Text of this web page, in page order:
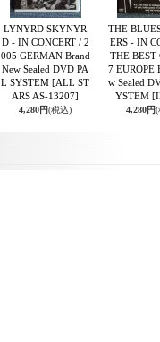
LYNYRD SKYNYR
D - IN CONCERT / 2
005 GERMAN Brand
New Sealed DVD PA
L SYSTEM [ALL ST
ARS AS-13207]
4,280円(税込)
THE
ERS - IN
THE BEST
7 EUROPE
w Sealed
YSTEM
4,280円(